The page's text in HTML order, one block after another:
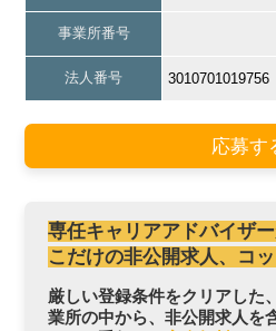
事業所番号
法人番号 3010701019756
応募す
専任キャリアアドバイザ
こだけの非公開求人、コ
厳しい登録条件をクリアした
業所の中から、非公開求人を